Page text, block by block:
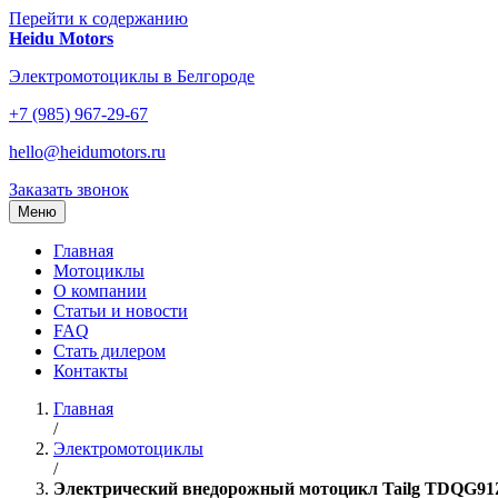
Перейти к содержанию
Heidu Motors
Электромотоциклы в Белгороде
+7 (985) 967-29-67
hello@heidumotors.ru
Заказать звонок
Меню
Главная
Мотоциклы
О компании
Статьи и новости
FAQ
Стать дилером
Контакты
Главная
/
Электромотоциклы
/
Электрический внедорожный мотоцикл Tailg